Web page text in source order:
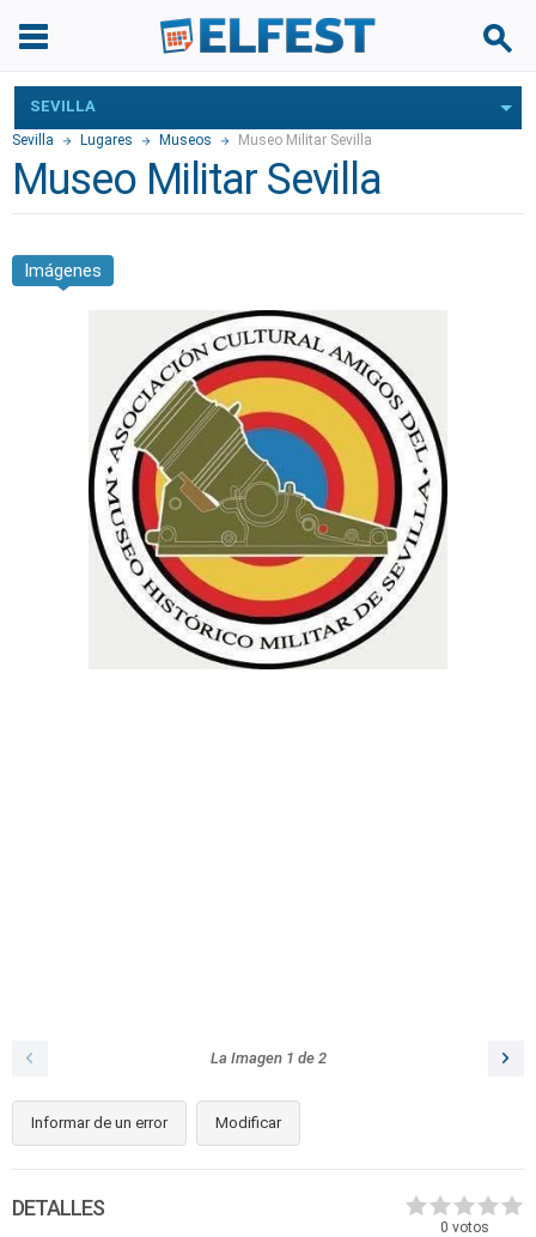
SEVILLA
Sevilla Lugares Museos Museo Militar Sevilla
Museo Militar Sevilla
Imágenes
La Imagen 1 de 2
Informar de un error Modificar
0 votos
DETALLES